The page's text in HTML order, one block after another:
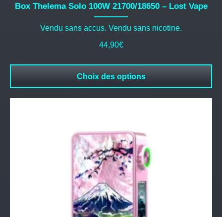
Box Thelema Solo 100W 21700/18650 – Lost Vape
Vendu sans accus. Vendu sans nicotine.
44,90€
Choix des options